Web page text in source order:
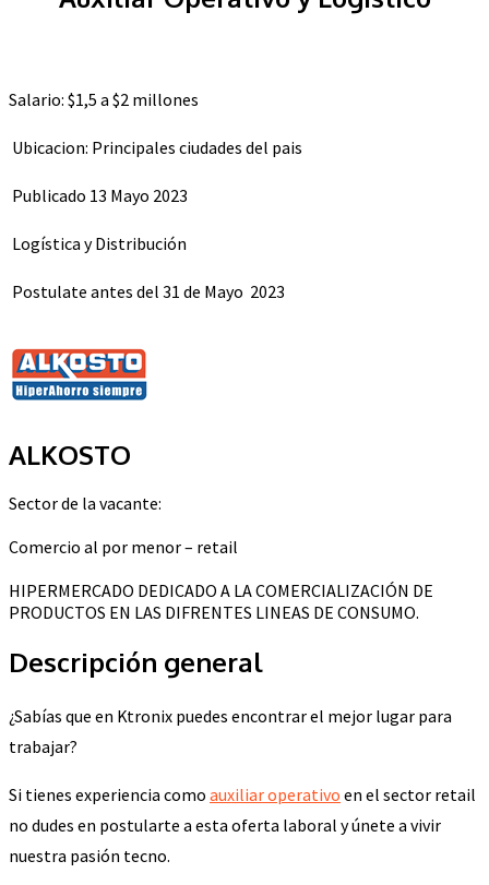
Salario: $1,5 a $2 millones
Ubicacion: Principales ciudades del pais
Publicado 13 Mayo 2023
Logística y Distribución
Postulate antes del 31 de Mayo 2023
ALKOSTO
Sector de la vacante:
Comercio al por menor – retail
HIPERMERCADO DEDICADO A LA COMERCIALIZACIÓN DE
PRODUCTOS EN LAS DIFRENTES LINEAS DE CONSUMO.
Descripción general
¿Sabías que en Ktronix puedes encontrar el mejor lugar para
trabajar?
Si tienes experiencia como auxiliar operativo en el sector retail
no dudes en postularte a esta oferta laboral y únete a vivir
nuestra pasión tecno.